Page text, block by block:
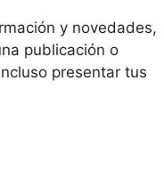
y novedades,
publicación o
presentar tus